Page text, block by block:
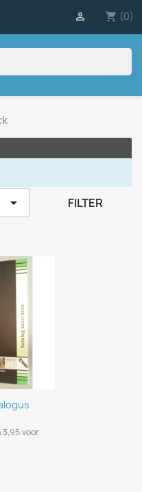
shopping_cart (0)

 FILTER
3,95 voor